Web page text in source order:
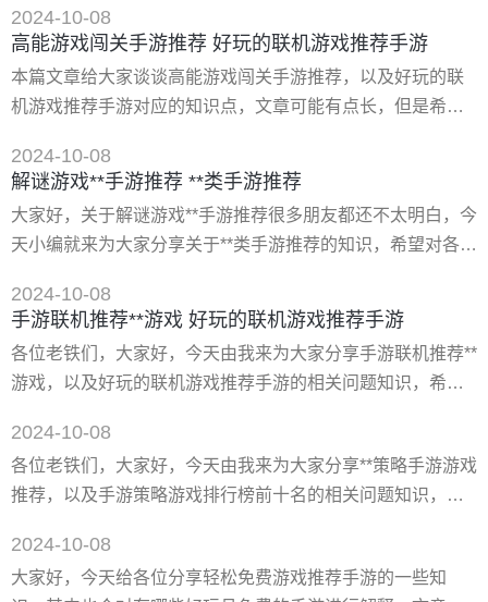
忘了关注本站，现在就马上开始吧！ 一、有什么好玩的生存
手机游戏 或者策略 推理类也行 手游 冒险探索类中的手游涵
盖了各种类型的刺激生存玩法的游戏,从卡通到3d应有尽有,在
这里小伙伴可以体验一场开放式世界的生存经历,在其中获取
2024-10-08
高能游戏闯关手游推荐 好玩的联机游戏推荐手游
本篇文章给大家谈谈高能游戏闯关手游推荐，以及好玩的联
机游戏推荐手游对应的知识点，文章可能有点长，但是希望
所帮助，可以解决了您的问题，不要忘了收藏本站喔。 一、
好玩的手游游戏排行榜前十名 好玩的手游游戏排行榜前十名
是《我的世界》、《重生**》、《元气骑士》、《元气骑
士》、《战魂铭人》、《*****4》、《月圆之夜》、《阿瑞斯
2024-10-08
解谜游戏**手游推荐 **类手游推荐
大家好，关于解谜游戏**手游推荐很多朋友都还不太明白，今
天小编就来为大家分享关于**类手游推荐的知识，希望对各位
谜手游推荐 2022十大*好玩的手机**解谜游戏排行榜,解谜手
游推荐,2022十大*好玩的手机**解谜游戏排行榜 1.滑球解谜 2.
迷失岛 3.纸嫁衣4红丝缠 4.密室逃脱绝境系列3画仙奇缘 5.**
学校：白**人节 6
2024-10-08
手游联机推荐**游戏 好玩的联机游戏推荐手游
各位老铁们，大家好，今天由我来为大家分享手游联机推荐**
游戏，以及好玩的联机游戏推荐手游的相关问题知识，希望
站，您的支持是我们*大的动力，谢谢大家了哈，下面我们开
始吧！ 一、有没有好玩的联机游戏(手游) 1.明日之后 网易**
巨作《明日之后》，是末日生存类手游，末日废土世界中，
2024-10-08
各位老铁们，大家好，今天由我来为大家分享**策略手游游戏
推荐，以及手游策略游戏排行榜前十名的相关问题知识，希
本站，您的支持是我们*大的动力，谢谢大家了哈，下面我们
开始吧！ 一、手游策略游戏排行榜前十名
2024-10-08
大家好，今天给各位分享轻松免费游戏推荐手游的一些知